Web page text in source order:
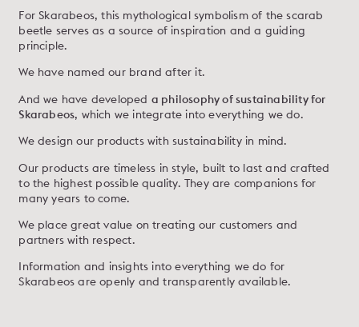
For Skarabeos, this mythological symbolism of the scarab
beetle serves as a source of inspiration and a guiding
principle.
We have named our brand after it.
And we have developed a philosophy of sustainability for
Skarabeos, which we integrate into everything we do.
We design our products with sustainability in mind.
Our products are timeless in style, built to last and crafted
to the highest possible quality. They are companions for
many years to come.
We place great value on treating our customers and
partners with respect.
Information and insights into everything we do for
Skarabeos are openly and transparently available.